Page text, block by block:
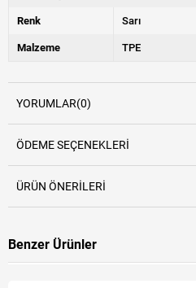
Renk Sarı
Malzeme TPE
YORUMLAR(0)
ÖDEME SEÇENEKLERI
ÜRÜN ÖNERILERI
Benzer Ürünler